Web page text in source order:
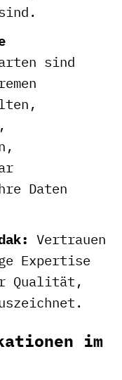
sind
Daten
Vertrauen
Expertise
Qualität,
im